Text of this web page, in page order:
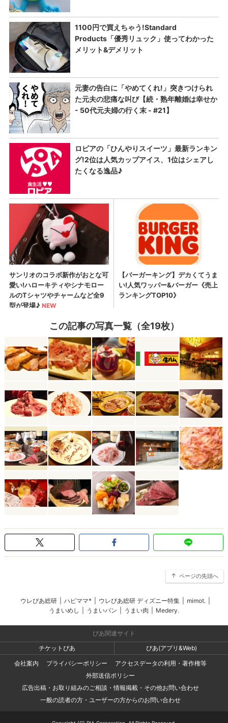
この記事の写真一覧（全19枚）
ページの先頭へ
ウレぴあ総研 ハピママ* ウレぴあ総研 ディズニー特集 mimot.
うまいめし
うまいパン うまい肉 Medery.
ぴあ関連サイト
チケットぴあ
ぴあ(アプリ&Web)
会社案内
プライバシーポリシー
アクセスデータの利用・著作権等
外部送信ポリシー
広告出稿・お取り組みのご相談・情報掲載・その他お問い合わせ
一般の読者の方・ユーザーの方からのお問い合わせ